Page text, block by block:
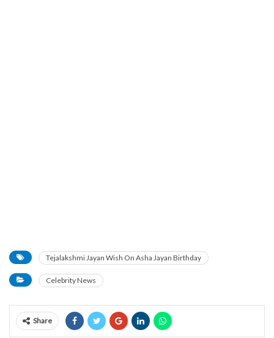
Tejalakshmi Jayan Wish On Asha Jayan Birthday
Celebrity News
Share